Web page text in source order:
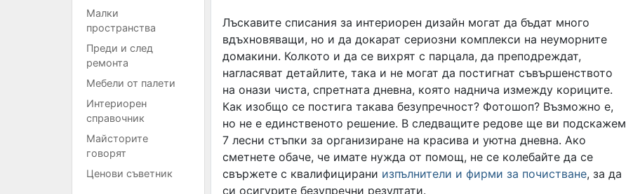
Малки
пространства
Преди и след
ремонта
Мебели от палети
Интериорен
справочник
Майсторите
говорят
Ценови съветник
Лъскавите списания за интериорен дизайн могат да бъдат много
вдъхновяващи, но и да докарат сериозни комплекси на неуморните
домакини. Колкото и да се вихрят с парцала, да преподреждат,
нагласяват детайлите, така и не могат да постигнат съвършенството
на онази чиста, спретната дневна, която наднича измежду кориците.
Как изобщо се постига такава безупречност? Фотошоп? Възможно е,
но не е единственото решение. В следващите редове ще ви подскажем
7 лесни стъпки за организиране на красива и уютна дневна. Ако
сметнете обаче, че имате нужда от помощ, не се колебайте да се
свържете с квалифицирани изпълнители и фирми за почистване, за да
си осигурите безупречни резултати.